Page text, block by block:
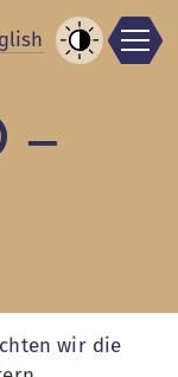
glish
–
wir die